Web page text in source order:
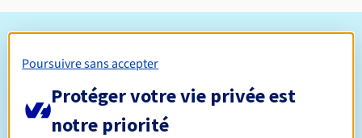
Conditions d'éligibilité
Qui peut enregistrer un .pro ?
Ouvert à toutes les personnes physiques ou morales, sans
restriction géographique.
Poursuivre sans accepter
Protéger votre vie privée est
notre priorité